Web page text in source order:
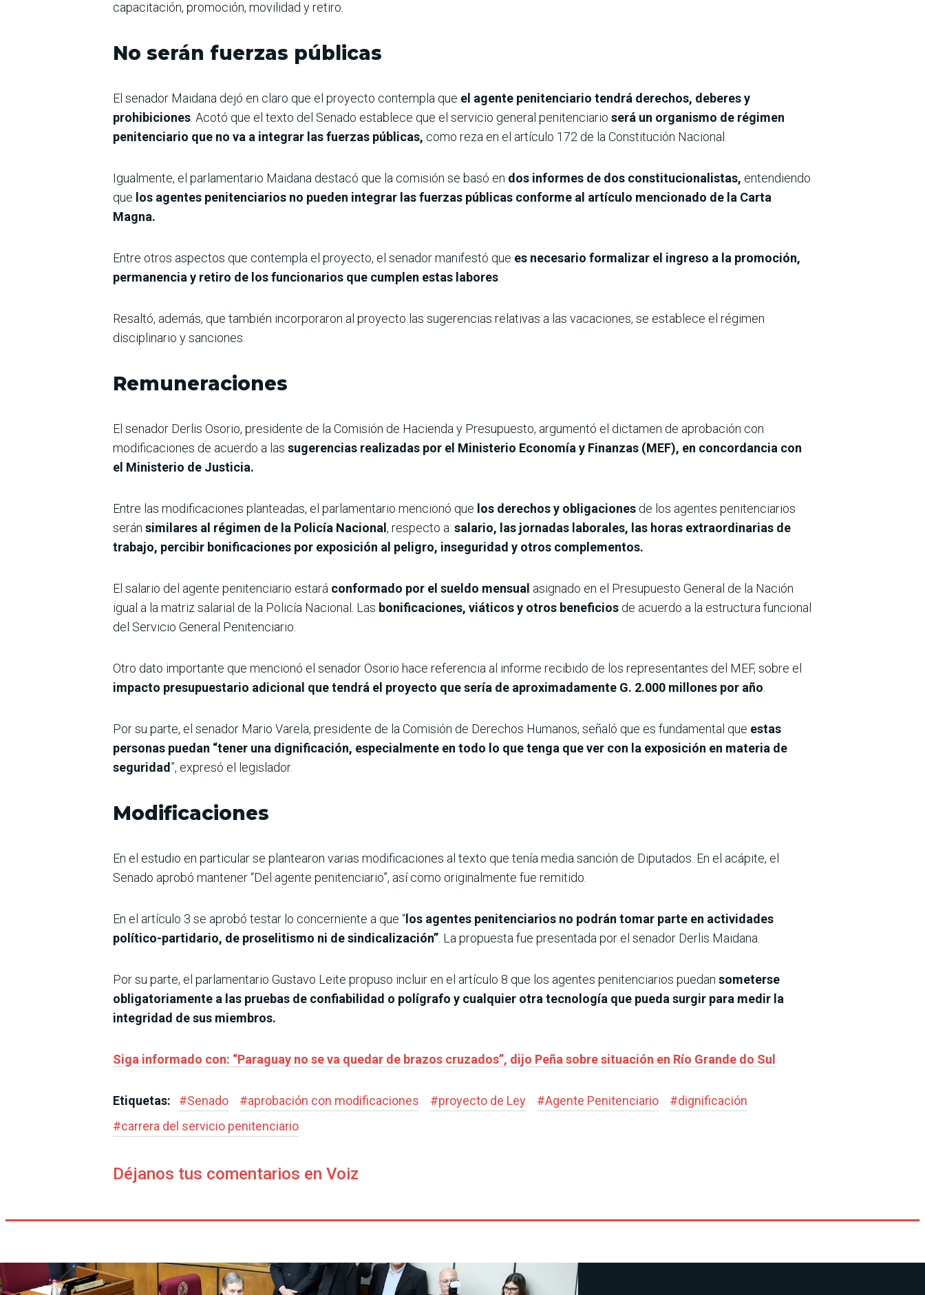
capacitación, promoción, movilidad y retiro.
No serán fuerzas públicas
El senador Maidana dejó en claro que el proyecto contempla que el agente penitenciario tendrá derechos, deberes y
prohibiciones . Acotó que el texto del Senado establece que el servicio general penitenciario será un organismo de régimen
penitenciario que no va a integrar las fuerzas públicas, como reza en el artículo 172 de la Constitución Nacional.
Igualmente, el parlamentario Maidana destacó que la comisión se basó en dos informes de dos constitucionalistas, entendiendo
que los agentes penitenciarios no pueden integrar las fuerzas públicas conforme al artículo mencionado de la Carta
Magna.
Entre otros aspectos que contempla el proyecto, el senador manifestó que es necesario formalizar el ingreso a la promoción,
permanencia y retiro de los funcionarios que cumplen estas labores
Resaltó, además, que también incorporaron al proyecto las sugerencias relativas a las vacaciones, se establece el régimen
disciplinario y sanciones.
Remuneraciones
El senador Derlis Osorio, presidente de la Comisión de Hacienda y Presupuesto, argumentó el dictamen de aprobación con
modificaciones de acuerdo a las sugerencias realizadas por el Ministerio Economía y Finanzas (MEF), en concordancia con
el Ministerio de Justicia.
Entre las modificaciones planteadas, el parlamentario mencionó que los derechos y obligaciones de los agentes penitenciarios
serán similares al régimen de la Policía Nacional , respecto a: salario, las jornadas laborales, las horas extraordinarias de
trabajo, percibir bonificaciones por exposición al peligro, inseguridad y otros complementos.
El salario del agente penitenciario estará conformado por el sueldo mensual asignado en el Presupuesto General de la Nación
igual a la matriz salarial de la Policía Nacional. Las bonificaciones, viáticos y otros beneficios de acuerdo a la estructura funcional
del Servicio General Penitenciario.
Otro dato importante que mencionó el senador Osorio hace referencia al informe recibido de los representantes del MEF, sobre el
impacto presupuestario adicional que tendrá el proyecto que sería de aproximadamente G. 2.000 millones por año
Por su parte, el senador Mario Varela, presidente de la Comisión de Derechos Humanos, señaló que es fundamental que estas
personas puedan “tener una dignificación, especialmente en todo lo que tenga que ver con la exposición en materia de
seguridad ”, expresó el legislador.
Modificaciones
En el estudio en particular se plantearon varias modificaciones al texto que tenía media sanción de Diputados. En el acápite, el
Senado aprobó mantener “Del agente penitenciario”, así como originalmente fue remitido.
En el artículo 3 se aprobó testar lo concerniente a que “ los agentes penitenciarios no podrán tomar parte en actividades
político-partidario, de proselitismo ni de sindicalización” . La propuesta fue presentada por el senador Derlis Maidana.
Por su parte, el parlamentario Gustavo Leite propuso incluir en el artículo 8 que los agentes penitenciarios puedan someterse
obligatoriamente a las pruebas de confiabilidad o polígrafo y cualquier otra tecnología que pueda surgir para medir la
integridad de sus miembros.
Siga informado con: “Paraguay no se va quedar de brazos cruzados”, dijo Peña sobre situación en Río Grande do Sul
Etiquetas: #Senado #aprobación con modificaciones #proyecto de Ley #Agente Penitenciario #dignificación
#carrera del servicio penitenciario
Déjanos tus comentarios en Voiz